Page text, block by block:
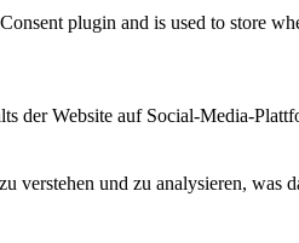
plugin and is used to store
der Website auf Social-Media-
und zu analysieren, was